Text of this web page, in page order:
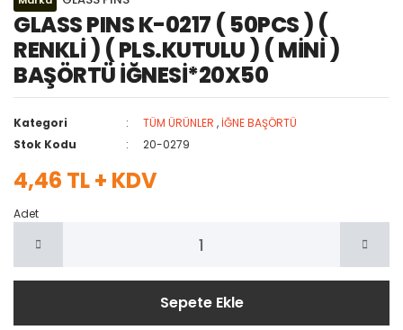
GLASS PINS K-0217 ( 50PCS ) (
RENKLİ ) ( PLS.KUTULU ) ( MİNİ )
BAŞÖRTÜ İĞNESİ*20X50
Kategori TÜM ÜRÜNLER , İĞNE BAŞÖRTÜ
Stok Kodu
20-0279
4,46 TL + KDV
Adet
Sepete Ekle